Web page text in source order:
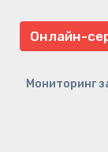
Онлайн-
Мониторинг